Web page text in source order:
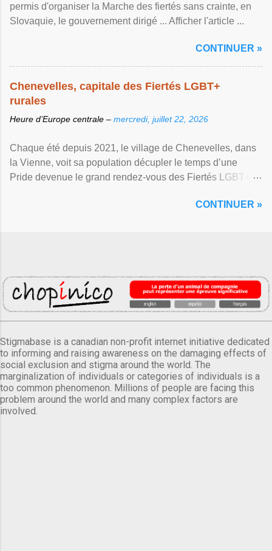
permis d'organiser la Marche des fiertés sans crainte, en
Slovaquie, le gouvernement dirigé ... Afficher l'article ...
CONTINUER »
Chenevelles, capitale des Fiertés LGBT+
rurales
Heure d’Europe centrale – mercredi, juillet 22, 2026
Chaque été depuis 2021, le village de Chenevelles, dans
la Vienne, voit sa population décupler le temps d’une
Pride devenue le grand rendez-vous des Fiertés LGBT+
CONTINUER »
Stigmabase is a canadian non-profit internet initiative dedicated
to informing and raising awareness on the damaging effects of
social exclusion and stigma around the world. The
marginalization of individuals or categories of individuals is a
too common phenomenon. Millions of people are facing this
problem around the world and many complex factors are
involved.